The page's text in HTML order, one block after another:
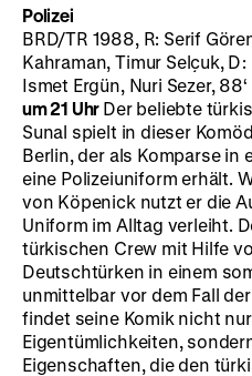
Polizei
BRD/TR 1988, R: Serif
Kahraman, Timur Selçuk,
Ismet Ergün, Nuri Sezer, 88‘
um 21 Uhr Der beliebte
Sunal spielt in dieser
Berlin, der als Komparse in
eine Polizeiuniform erhält.
von Köpenick nutzt er die
Uniform im Alltag verleiht.
türkischen Crew mit Hilfe
Deutschtürken in einem
unmittelbar vor dem Fall
findet seine Komik nicht
Eigentümlichkeiten,
Eigenschaften, die den